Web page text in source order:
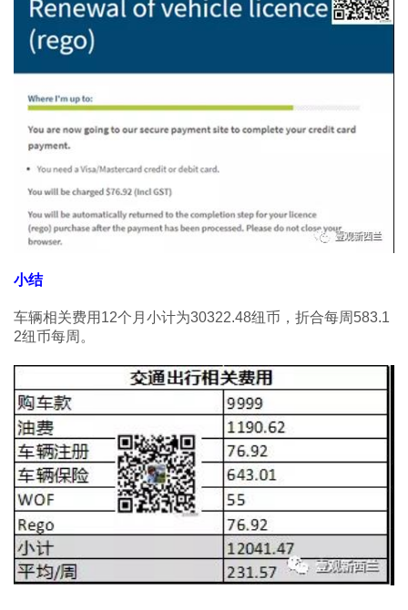
小结
车辆相关费用12个月小计为30322.48纽币，折合每周583.1
2纽币每周。